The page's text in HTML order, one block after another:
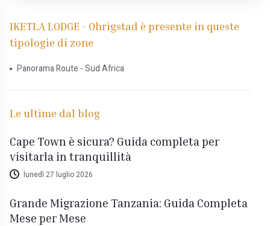
IKETLA LODGE - Ohrigstad è presente in queste
tipologie di zone
Panorama Route - Sud Africa
Le ultime dal blog
Cape Town è sicura? Guida completa per
visitarla in tranquillità
lunedì 27 luglio 2026
Grande Migrazione Tanzania: Guida Completa
Mese per Mese